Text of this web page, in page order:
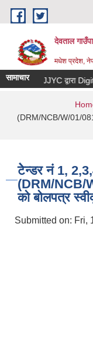
Skip to main content
देवताल
मधेश प्रदेश,
सामाचार JJYC द्वारा
You are
(DRM/NCB/W/01/
टेेन्डर नं 1,
(DRM/NCB/
को बोलपत्र
Submitted on: Fri,